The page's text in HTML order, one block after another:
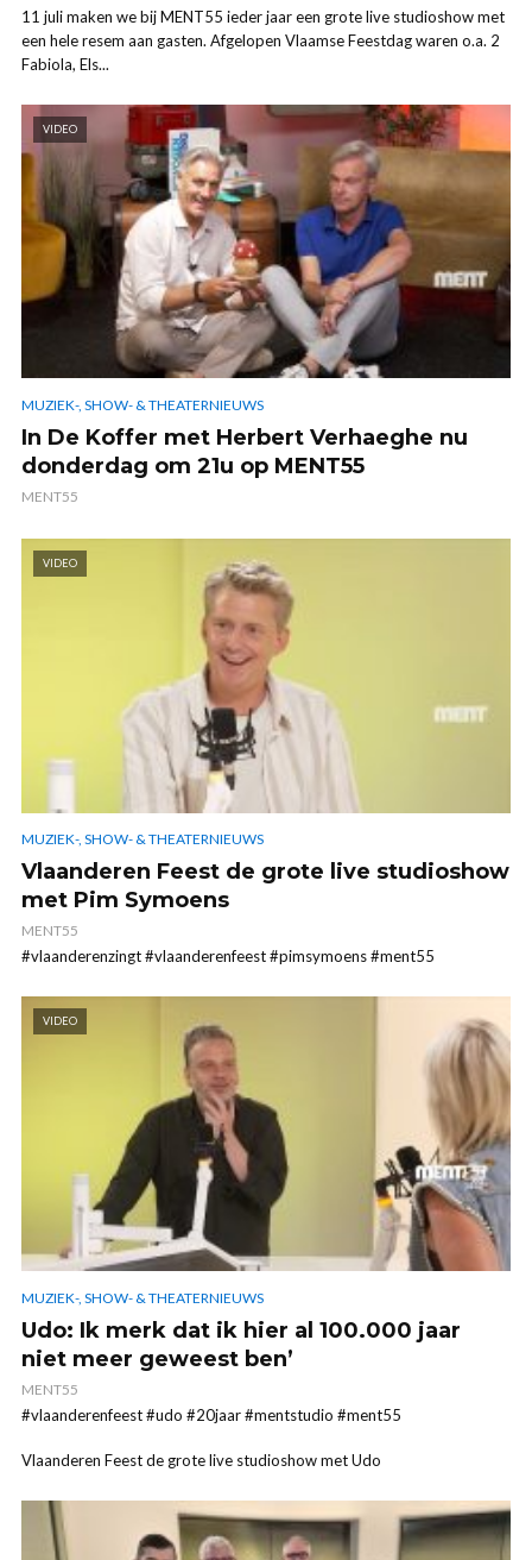
11 juli maken we bij MENT55 ieder jaar een grote live studioshow met
een hele resem aan gasten. Afgelopen Vlaamse Feestdag waren o.a. 2
Fabiola, Els...
VIDEO
MUZIEK-, SHOW- & THEATERNIEUWS
In De Koffer met Herbert Verhaeghe nu
donderdag om 21u op MENT55
MENT55
VIDEO
MUZIEK-, SHOW- & THEATERNIEUWS
Vlaanderen Feest de grote live studioshow
met Pim Symoens
MENT55
#vlaanderenzingt #vlaanderenfeest #pimsymoens #ment55
VIDEO
MUZIEK-, SHOW- & THEATERNIEUWS
Udo: Ik merk dat ik hier al 100.000 jaar
niet meer geweest ben’
MENT55
#vlaanderenfeest #udo #20jaar #mentstudio #ment55
Vlaanderen Feest de grote live studioshow met Udo